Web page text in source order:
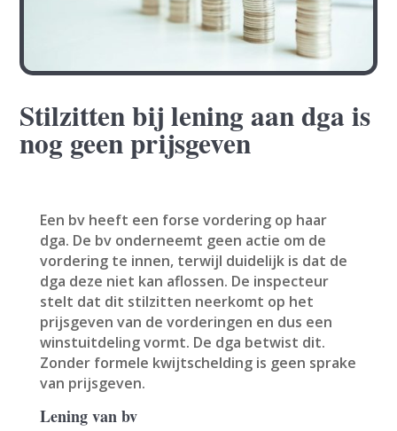
Stilzitten bij lening aan dga is
nog geen prijsgeven
Een bv heeft een forse vordering op haar
dga. De bv onderneemt geen actie om de
vordering te innen, terwijl duidelijk is dat de
dga deze niet kan aflossen. De inspecteur
stelt dat dit stilzitten neerkomt op het
prijsgeven van de vorderingen en dus een
winstuitdeling vormt. De dga betwist dit.
Zonder formele kwijtschelding is geen sprake
van prijsgeven.
Lening van bv